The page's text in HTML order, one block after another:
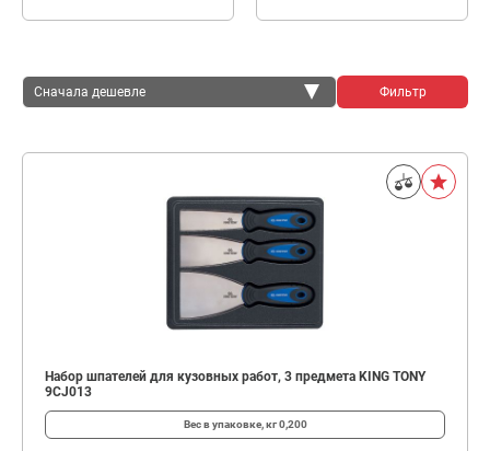
Сначала дешевле Фильтр
Набор шпателей для кузовных работ, 3 предмета KING TONY
9CJ013
Вес в упаковке, кг0,200